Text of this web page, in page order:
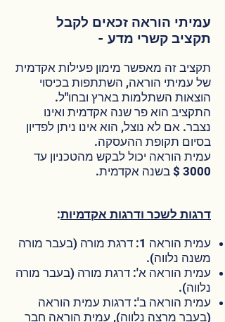
עמיתי הוראה זכאים לקבל
תקציב קשרי מדע -
תקציב זה מאפשר מימון פעילות אקדמית
של עמיתי הוראה, השתתפות בכיסוי
הוצאות השתלמות בארץ ובחו"ל.
התקציב הוא פר שנה אקדמית ואינו
נצבר. אם לא נוצל, הוא אינו ניתן לפדיון
בסיום תקופת ההעסקה.
עמית הוראה יכול לבקש מהטכניון עד
3000 $ בשנה אקדמית.
דרגות לשכר ודרגות אקדמיות:
עמית הוראה 1: דרגת מורה (בעבר מורה
משנה נלווה).
עמית הוראה א': דרגת מורה (בעבר מורה
נלווה).
עמית הוראה ב': דרגות עמית הוראה
(בעבר מרצה נלווה), עמית הוראה חבר